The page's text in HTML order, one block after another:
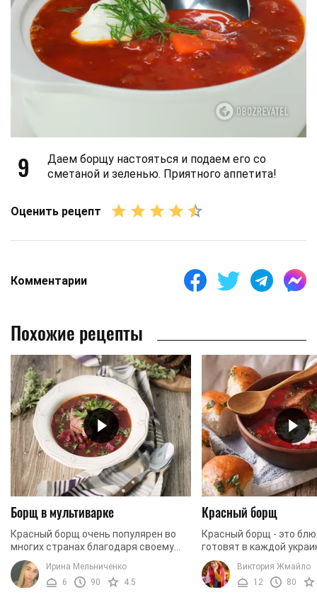
9
Даем борщу настояться и подаем его со
сметаной и зеленью. Приятного аппетита!
Оценить рецепт
Комментарии
Похожие рецепты
Борщ в мультиварке
Красный борщ очень популярен во
многих странах благодаря своему
сильному и насыщенному вкусу,
который отличает его от других
первых блюд. Но, к ...
Ирина Мельниченко
6
90 4.5
Красный борщ
Красный борщ - это
готовят в каждой
Это блюдо, которое
расположение
всем мире. Блюдо, ...
Виктория Жмайло
12
80